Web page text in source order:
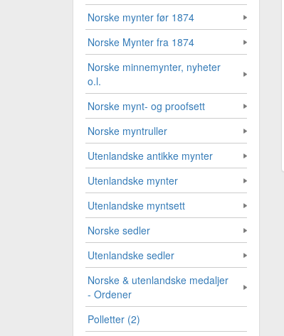
Norske mynter før 1874
Norske Mynter fra 1874
Norske minnemynter, nyheter
o.l.
Norske mynt- og proofsett
Norske myntruller
Utenlandske antikke mynter
Utenlandske mynter
Utenlandske myntsett
Norske sedler
Utenlandske sedler
Norske & utenlandske medaljer
- Ordener
Polletter (2)